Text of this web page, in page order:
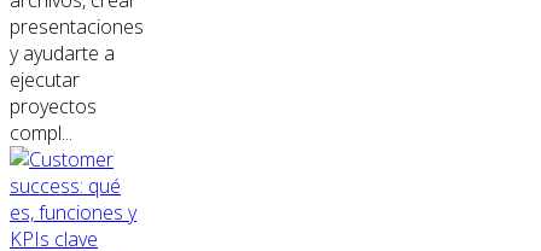
presentaciones
y ayudarte a
ejecutar
proyectos
compl...